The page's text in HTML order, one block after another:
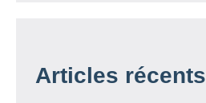
Articles récents